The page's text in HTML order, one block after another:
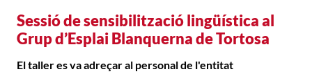
Sessió de sensibilització lingüística al
Grup d’Esplai Blanquerna de Tortosa
El taller es va adreçar al personal de l'entitat